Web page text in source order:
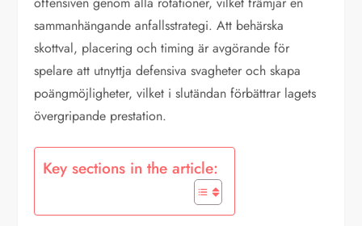
sammanhängande anfallsstrategi. Att behärska
skottval, placering och timing är avgörande för
spelare att utnyttja defensiva svagheter och skapa
poängmöjligheter, vilket i slutändan förbättrar lagets
övergripande prestation.
Key sections in the article: